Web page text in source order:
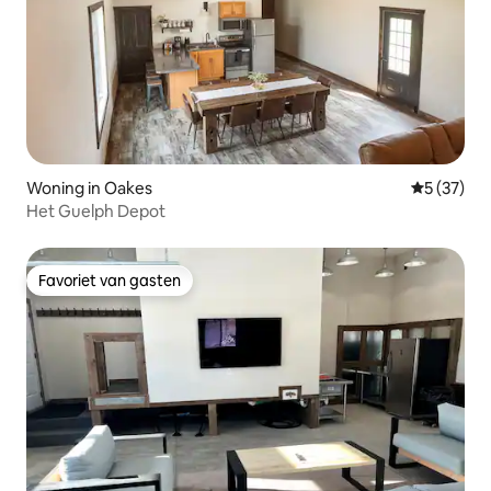
Woning in Oakes
5 (37)
Het Guelph Depot
Favoriet van gasten
Favoriet van gasten